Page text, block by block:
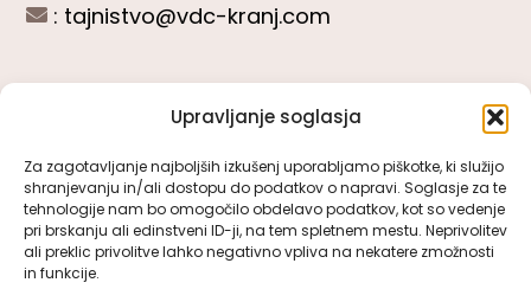
Upravljanje soglasja
Za zagotavljanje najboljših izkušenj uporabljamo piškotke, ki služijo
shranjevanju in/ali dostopu do podatkov o napravi. Soglasje za te
tehnologije nam bo omogočilo obdelavo podatkov, kot so vedenje
pri brskanju ali edinstveni ID-ji, na tem spletnem mestu. Neprivolitev
ali preklic privolitve lahko negativno vpliva na nekatere zmožnosti
in funkcije.
: tajnistvo@vdc-kranj.com
Toggle
Navigation
Predstavitev VDC Kranj
SLEDITE NAM